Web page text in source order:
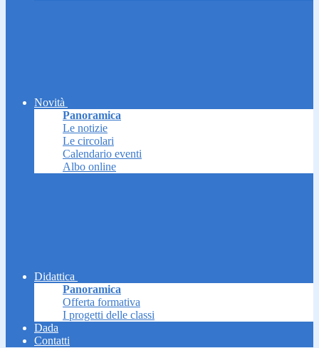
Novità
Panoramica
Le notizie
Le circolari
Calendario eventi
Albo online
Didattica
Panoramica
Offerta formativa
I progetti delle classi
Dada
Contatti